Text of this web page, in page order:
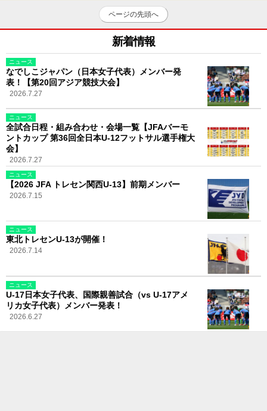
ページの先頭へ
新着情報
ニュース
なでしこジャパン（日本女子代表）メンバー発
表！【第20回アジア競技大会】
2026.7.27
ニュース
全試合日程・組み合わせ・会場一覧【JFAバーモ
ントカップ 第36回全日本U-12フットサル選手権大
会】
2026.7.27
ニュース
【2026 JFA トレセン関西U-13】前期メンバー
2026.7.15
ニュース
東北トレセンU-13が開催！
2026.7.14
ニュース
U-17日本女子代表、国際親善試合（vs U-17アメ
リカ女子代表）メンバー発表！
2026.6.27